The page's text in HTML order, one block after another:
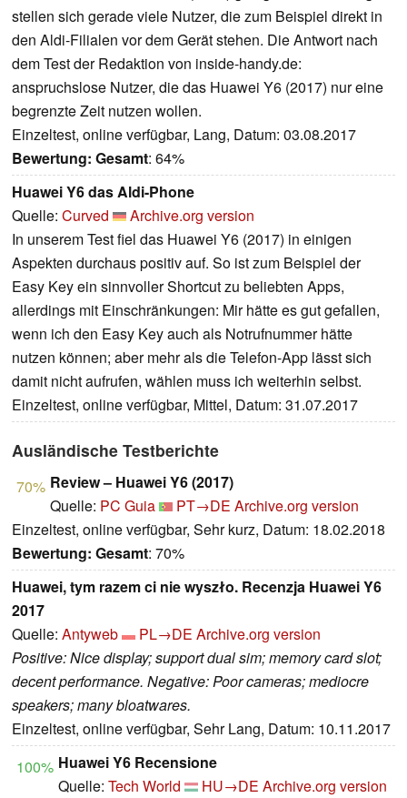
stellen sich gerade viele Nutzer, die zum Beispiel direkt in
den Aldi-Filialen vor dem Gerät stehen. Die Antwort nach
dem Test der Redaktion von inside-handy.de:
anspruchslose Nutzer, die das Huawei Y6 (2017) nur eine
begrenzte Zeit nutzen wollen.
Einzeltest, online verfügbar, Lang, Datum: 03.08.2017
Bewertung: Gesamt: 64%
Huawei Y6 das Aldi-Phone
Quelle: Curved
Archive.org version
In unserem Test fiel das Huawei Y6 (2017) in einigen
Aspekten durchaus positiv auf. So ist zum Beispiel der
Easy Key ein sinnvoller Shortcut zu beliebten Apps,
allerdings mit Einschränkungen: Mir hätte es gut gefallen,
wenn ich den Easy Key auch als Notrufnummer hätte
nutzen können; aber mehr als die Telefon-App lässt sich
damit nicht aufrufen, wählen muss ich weiterhin selbst.
Einzeltest, online verfügbar, Mittel, Datum: 31.07.2017
Ausländische Testberichte
70% Review – Huawei Y6 (2017)
Quelle: PC Guia PT→DE Archive.org version
Einzeltest, online verfügbar, Sehr kurz, Datum: 18.02.2018
Bewertung: Gesamt: 70%
Huawei, tym razem ci nie wyszło. Recenzja Huawei Y6
2017
Quelle: Antyweb PL→DE Archive.org version
Positive: Nice display; support dual sim; memory card slot;
decent performance. Negative: Poor cameras; mediocre
speakers; many bloatwares.
Einzeltest, online verfügbar, Sehr Lang, Datum: 10.11.2017
100% Huawei Y6 Recensione
Quelle: Tech World HU→DE Archive.org version